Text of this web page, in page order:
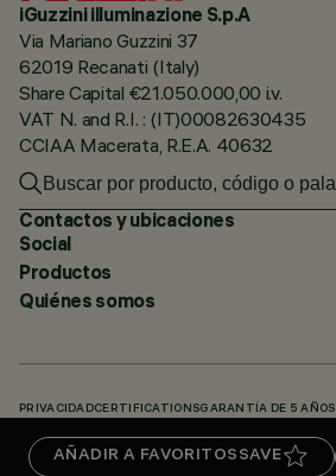
AÑADIR A FAVORITOS SAVE
iGuzzini illuminazione S.p.A
Via Mariano Guzzini 37
62019 Recanati (Italy)
Share Capital €21.050.000,00 i.v.
VAT N. and R.I. : (IT)00082630435
CCIAA Macerata, R.E.A. 40632
Contactos y ubicaciones
Social
Productos
Quiénes somos
PRIVACIDADCERTIFICATIONSGARANTÍA DE 5 AÑOS
KNOWLEDGE BASE (LOGIN REQUIRED)DOWNLOADS